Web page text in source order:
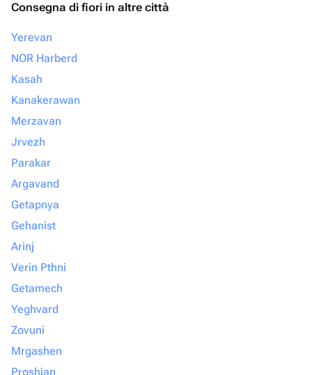
Consegna di fiori in altre città
Yerevan
NOR Harberd
Kasah
Kanakerawan
Merzavan
Jrvezh
Parakar
Argavand
Getapnya
Gehanist
Arinj
Verin Pthni
Getamech
Yeghvard
Zovuni
Mrgashen
Proshian